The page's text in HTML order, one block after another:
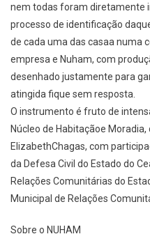
nem todas foram diretamente
processo de identificação
de cada uma das casaa numa
empresa e Nuham, com
desenhado justamente para
atingida fique sem resposta.
O instrumento é fruto de
Núcleo de Habitaçãoe
ElizabethChagas, com
da Defesa Civil do Estado do
Relações Comunitárias do
Municipal de Relações
Sobre o NUHAM